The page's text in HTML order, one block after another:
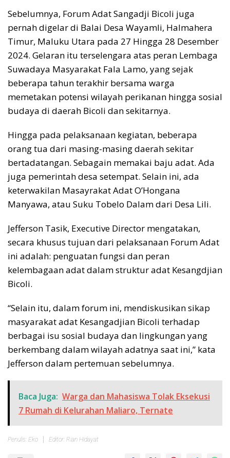
Sebelumnya, Forum Adat Sangadji Bicoli juga
pernah digelar di Balai Desa Wayamli, Halmahera
Timur, Maluku Utara pada 27 Hingga 28 Desember
2024. Gelaran itu terselengara atas peran Lembaga
Suwadaya Masyarakat Fala Lamo, yang sejak
beberapa tahun terakhir bersama warga
memetakan potensi wilayah perikanan hingga sosial
budaya di daerah Bicoli dan sekitarnya.
Hingga pada pelaksanaan kegiatan, beberapa
orang tua dari masing-masing daerah sekitar
bertadatangan. Sebagain memakai baju adat. Ada
juga pemerintah desa setempat. Selain ini, ada
keterwakilan Masayrakat Adat O’Hongana
Manyawa, atau Suku Tobelo Dalam dari Desa Lili.
Jefferson Tasik, Executive Director mengatakan,
secara khusus tujuan dari pelaksanaan Forum Adat
ini adalah: penguatan fungsi dan peran
kelembagaan adat dalam struktur adat Kesangdjian
Bicoli.
“Selain itu, dalam forum ini, mendiskusikan sikap
masyarakat adat Kesangadjian Bicoli terhadap
berbagai isu sosial budaya dan lingkungan yang
berkembang dalam wilayah adatnya saat ini,” kata
Jefferson dalam pertemuan sebelumnya.
Baca Juga: Warga dan Mahasiswa Tolak Eksekusi
7 Rumah di Kelurahan Maliaro, Ternate
Penulis: Eko Editor: Rian Hidayat